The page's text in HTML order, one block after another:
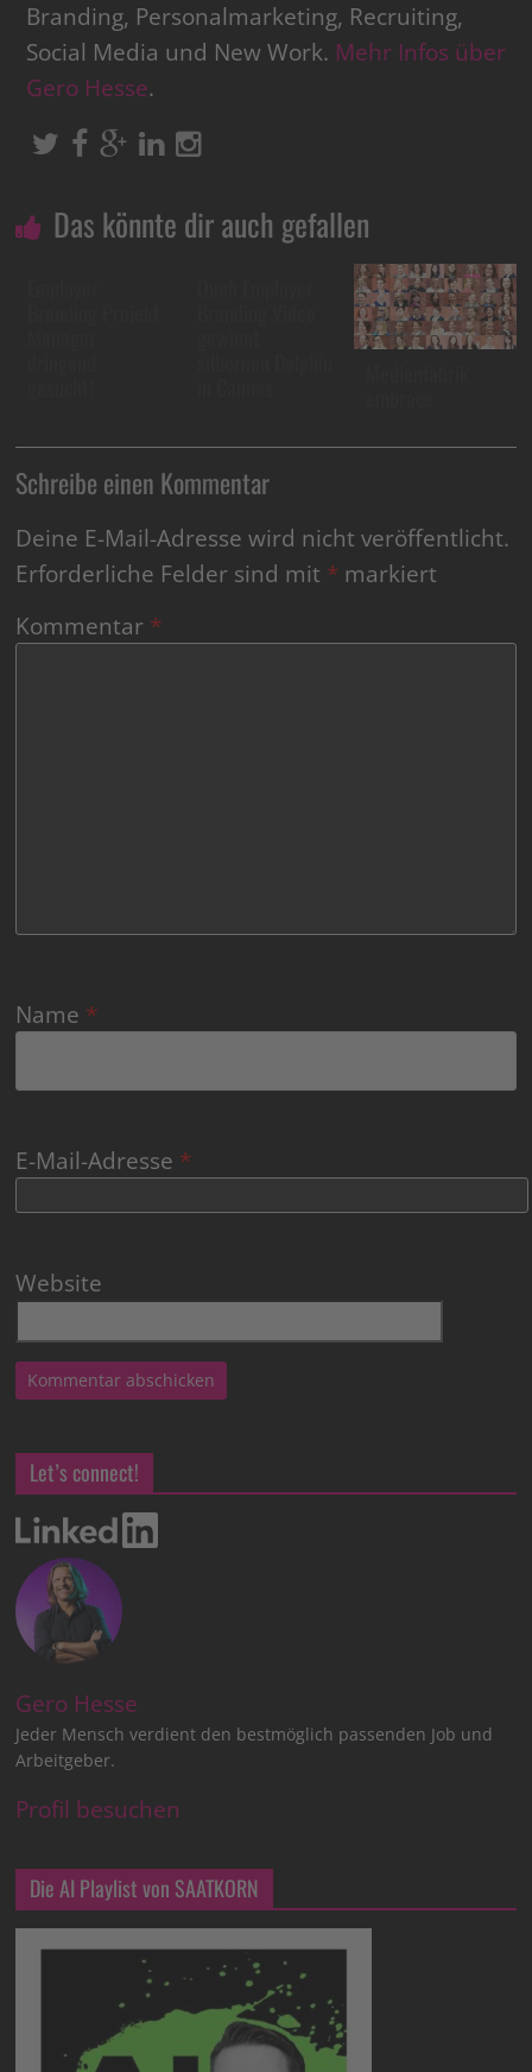
Branding, Personalmarketing, Recruiting,
Social Media und New Work. Mehr Infos über
Gero Hesse.
Das könnte dir auch gefallen
Schreibe einen Kommentar
Deine E-Mail-Adresse wird nicht veröffentlicht.
Erforderliche Felder sind mit * markiert
Kommentar *
Name *
E-Mail-Adresse *
Website
Let’s connect!
Gero Hesse
Jeder Mensch verdient den bestmöglich passenden Job und
Arbeitgeber.
Profil besuchen
Die AI Playlist von SAATKORN